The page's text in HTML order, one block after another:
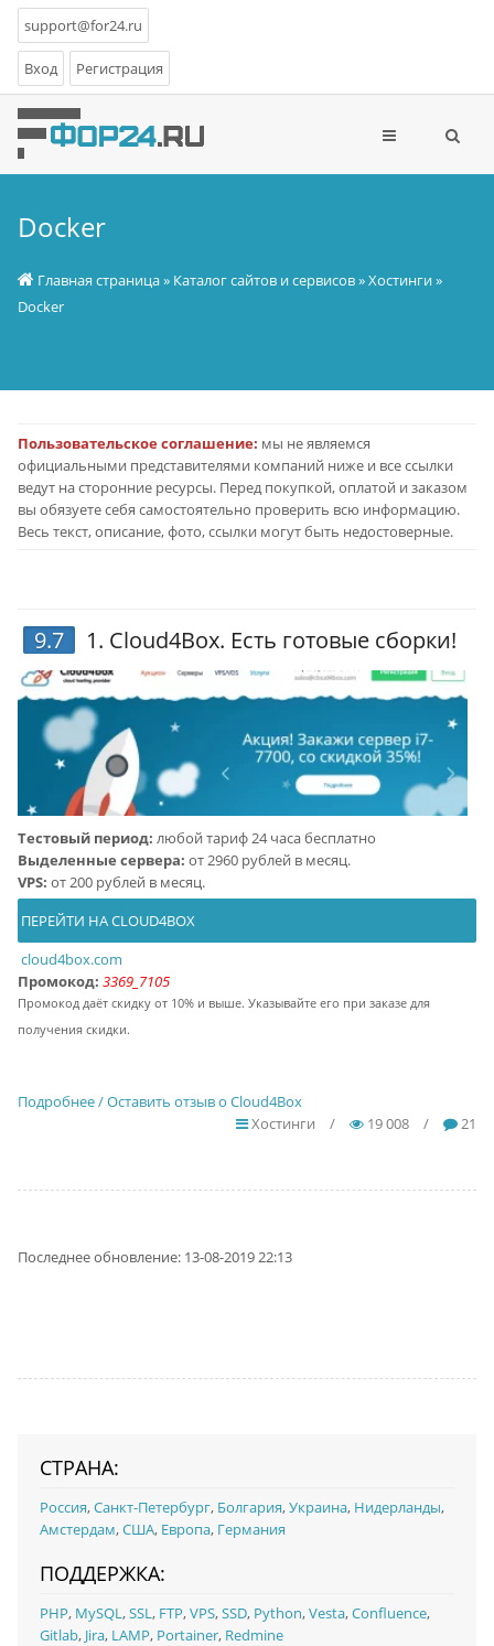
support@for24.ru
Вход Регистрация
Docker
Главная страница» Каталог сайтов и сервисов»Хостинги»
Docker
Пользовательское соглашение: мы не являемся
официальными представителями компаний ниже и все ссылки
ведут на сторонние ресурсы. Перед покупкой, оплатой и заказом
вы обязуете себя самостоятельно проверить всю информацию.
Весь текст, описание, фото, ссылки могут быть недостоверные.
9.7 1. Cloud4Box. Есть готовые сборки!
Тестовый период: любой тариф 24 часа бесплатно
Выделенные сервера: от 2960 рублей в месяц.
VPS: от 200 рублей в месяц.
ПЕРЕЙТИ НА CLOUD4BOX
cloud4box.com
Промокод: 3369_7105
Промокод даёт скидку от 10% и выше. Указывайте его при заказе для
получения скидки.
Подробнее / Оставить отзыв о Cloud4Box
Хостинги
/ 19 008 / 21
Последнее обновление: 13-08-2019 22:13
СТРАНА:
Россия,Санкт-Петербург, Болгария,Украина, Нидерланды,
Амстердам,США, Европа, Германия
ПОДДЕРЖКА:
PHP, MySQL,SSL, FTP,VPS,SSD, Python,Vesta,Confluence,
Gitlab, Jira, LAMP, Portainer, Redmine